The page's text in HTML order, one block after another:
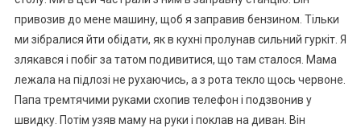
привозив до мене машину, щоб я заправив бензином. Тільки
ми зібралися йти обідати, як в кухні пролунав сильний гуркіт. Я
злякався і побіг за татом подивитися, що там сталося. Мама
лежала на підлозі не рухаючись, а з рота текло щось червоне.
Папа тремтячими руками схопив телефон і подзвонив у
швидку. Потім узяв маму на руки і поклав на диван. Він